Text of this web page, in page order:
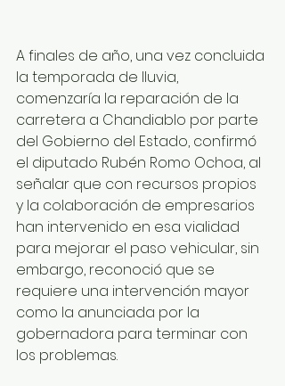
A finales de año, una vez concluida
la temporada de lluvia,
comenzaría la reparación de la
carretera a Chandiablo por parte
del Gobierno del Estado, confirmó
el diputado Rubén Romo Ochoa, al
señalar que con recursos propios
y la colaboración de empresarios
han intervenido en esa vialidad
para mejorar el paso vehicular, sin
embargo, reconoció que se
requiere una intervención mayor
como la anunciada por la
gobernadora para terminar con
los problemas.